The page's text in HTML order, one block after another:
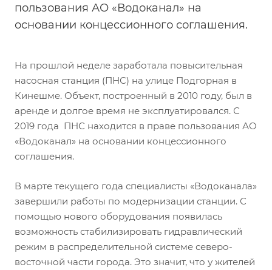
пользования АО «Водоканал» на
основании концессионного соглашения.
На прошлой неделе заработала повысительная
насосная станция (ПНС) на улице Подгорная в
Кинешме. Объект, построенный в 2010 году, был в
аренде и долгое время не эксплуатировался. С
2019 года ПНС находится в праве пользования АО
«Водоканал» на основании концессионного
соглашения.
В марте текущего года специалисты «Водоканала»
завершили работы по модернизации станции. С
помощью нового оборудования появилась
возможность стабилизировать гидравлический
режим в распределительной системе северо-
восточной части города. Это значит, что у жителей